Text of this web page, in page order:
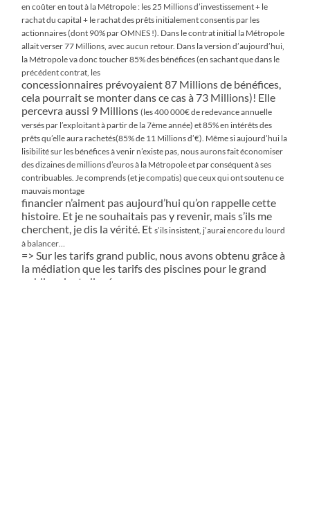
en coûter en tout à la Métropole : les 25 Millions d’investissement + le
rachat du capital + le rachat des prêts initialement consentis par les
actionnaires (dont 90% par OMNES !). Dans le contrat initial la Métropole
allait verser 77 Millions, avec aucunretour. Dans la version d’aujourd’hui,
la Métropole va donc toucher 85% des bénéfices (en sachant que dans le
précédent contrat, les
concessionnaires prévoyaient 87 Millions de bénéfices,
cela pourrait se monter dans ce cas à 73 Millions)! Elle
percevra aussi 9 Millions(les 400 000€ de redevance annuelle
versés par l’exploitant à partir de la 7ème année) et 85% en intérêts des
prêts qu’elle aura rachetés(85%de 11 Millions d’€). Même si aujourd’hui la
lisibilité sur les bénéfices à venir n’existe pas, nous aurons fait économiser
des dizaines de millionsd’euros à la Métropole et par conséquent à ses
contribuables. Je comprends (et je compatis) que ceux qui ont soutenu ce
mauvais montage
financier n’aiment pas aujourd’hui qu’on rappelle cette
histoire. Et je ne souhaitais pas y revenir, mais s’ils me
cherchent, je dis la vérité. Ets’ils insistent, j’aurai encore du lourd
à balancer…
=> Sur les tarifs grand public, nous avons obtenu grâce à
la médiation que les tarifs des piscines pour le grand
public soient alignés sur